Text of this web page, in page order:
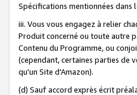
Spécifications mentionnées dans
iii. Vous vous engagez à relier
Produit concerné ou toute autre
Contenu du Programme, ou
(cependant, certaines parties de
qu'un Site d'Amazon).
(d) Sauf accord exprès écrit